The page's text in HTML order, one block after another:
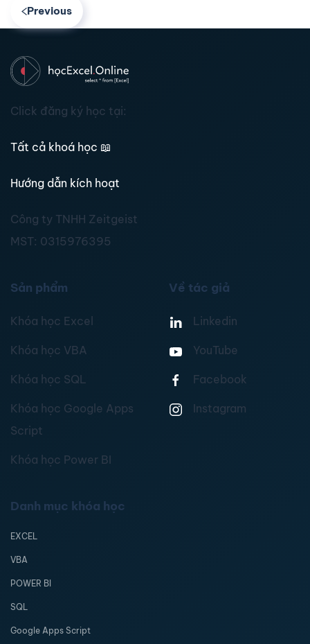
Previous
Click đăng ký học tại:
Tất cả khoá học 📖
Hướng dẫn kích hoạt
Công ty TNHH Zeitgeist
MST: 0315976395
Sản phẩm
Khóa học Excel
Khóa học VBA
Khóa học SQL
Khóa học Google Apps
Script
Khóa học Power BI
Về tác giả
Linkedin
YouTube
Facebook
Instagram
Danh mục khóa học
EXCEL
VBA
POWER BI
SQL
Google Apps Script